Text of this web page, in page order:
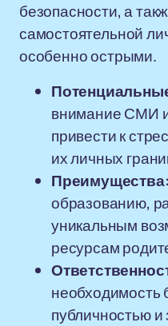
безопасности, а
самостоятельной
особенно острыми.
внимание СМИ
привести к
их личных
Преимущества:
образованию,
уникальным
ресурсам
необходимость
публичностью